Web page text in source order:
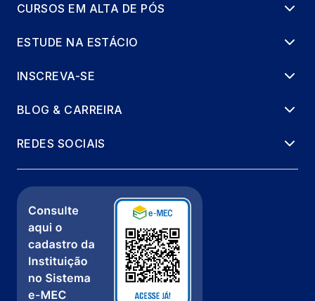
CURSOS EM ALTA DE PÓS
ESTUDE NA ESTÁCIO
INSCREVA-SE
BLOG & CARREIRA
REDES SOCIAIS